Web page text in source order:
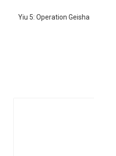
Yiu 5: Operation Geisha